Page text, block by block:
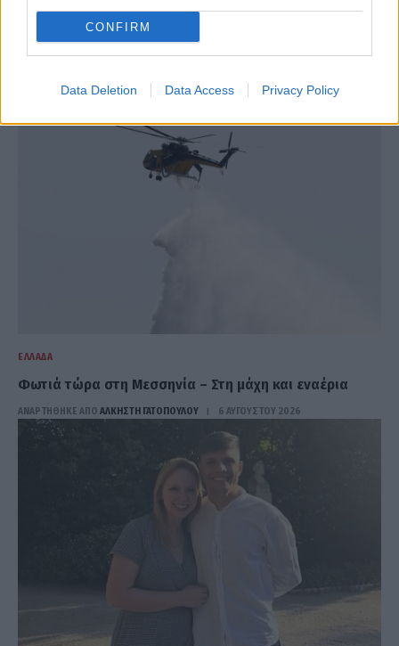
CONFIRM
Data Deletion Data Access Privacy Policy
ΕΛΛΆΔΑ
Κυψέλη: Στη φυλακή ο 26χρονος για τη δολοφονία της
38χρονης Σκωτσέζας
ΑΝΑΡΤΗΘΗΚΕ ΑΠΟ ΆΛΚΗΣΤΗ ΓΑΤΟΠΟΎΛΟΥ 6 ΑΥΓΟΎΣΤΟΥ 2026
ΕΛΛΆΔΑ
Φωτιά τώρα στη Μεσσηνία – Στη μάχη και εναέρια
ΑΝΑΡΤΗΘΗΚΕ ΑΠΟ ΆΛΚΗΣΤΗ ΓΑΤΟΠΟΎΛΟΥ 6 ΑΥΓΟΎΣΤΟΥ 2026